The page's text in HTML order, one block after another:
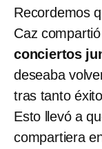
Recordemos
Caz
conciertos
deseaba
tras tanto
Esto llevó a
compartiera